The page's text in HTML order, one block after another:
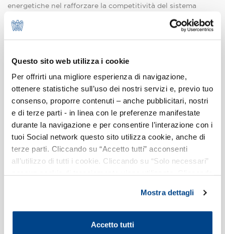
Questo sito web utilizza i cookie
Per offrirti una migliore esperienza di navigazione,
ottenere statistiche sull’uso dei nostri servizi e, previo tuo
consenso, proporre contenuti – anche pubblicitari, nostri
e di terze parti - in linea con le preferenze manifestate
durante la navigazione e per consentire l’interazione con i
tuoi Social network questo sito utilizza cookie, anche di
terze parti. Cliccando su “Accetto tutti” acconsenti
all’utilizzo di tutti i cookie. Cliccando su “Solo necessari”
propria volontà in relazione a ciascuna categoria di
cookie del sito. Per ulteriori informazioni consulta la
Mostra dettagli
Accetto tutti
energetiche nel rafforzare la competitività del sistema
Il GSE ha pubblicato la graduatoria della Procedura
Competitiva nell'ambito della misura Energy Release 2.0.
GSE e Facility PNRR - Biometano,
Agrivoltaico e CACER
Un aggiornamento relativo agli adempimenti in corso e alla
Agrivoltaico e CACER.